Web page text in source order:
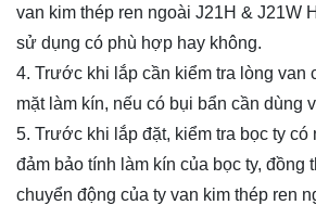
van kim thép ren ngoài J21H & J21W
sử dụng có phù hợp hay không.
4. Trước khi lắp cần kiểm tra lòng van
mặt làm kín, nếu có bụi bẩn cần dùng
5. Trước khi lắp đặt, kiểm tra bọc ty có
đảm bảo tính làm kín của bọc ty, đồng
chuyển động của ty van kim thép ren